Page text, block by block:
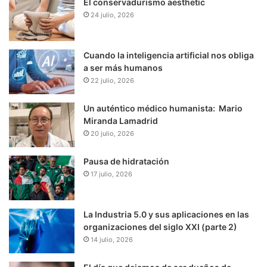
El conservadurismo aesthetic
24 julio, 2026
Cuando la inteligencia artificial nos obliga
a ser más humanos
22 julio, 2026
Un auténtico médico humanista: Mario
Miranda Lamadrid
20 julio, 2026
Pausa de hidratación
17 julio, 2026
La Industria 5.0 y sus aplicaciones en las
organizaciones del siglo XXI (parte 2)
14 julio, 2026